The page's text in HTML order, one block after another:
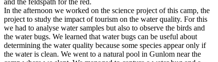
and the feldspath for the red.
In the afternoon we worked on the science project of this camp, the
project to study the impact of tourism on the water quality. For this
we had to analyse water samples but also to observe the birds and
the water bugs. We learned that water bugs can be useful about
determining the water quality because some species appear only if
the water is clean. We went to a natural pool in Gunlom near the